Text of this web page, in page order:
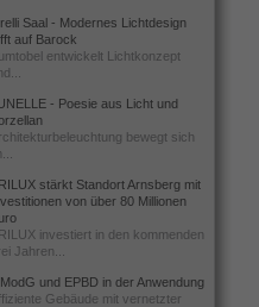
Saal - Modernes Lichtdesign
auf Barock
entwickelt Lichtkonzept
- Poesie aus Licht und
bewegt sich
stärkt Standort Arnsberg mit
von über 80 Millionen
investiert in den kommenden
Jahren...
und EPBD in der Anwendung
Gebäude mit vernetzter